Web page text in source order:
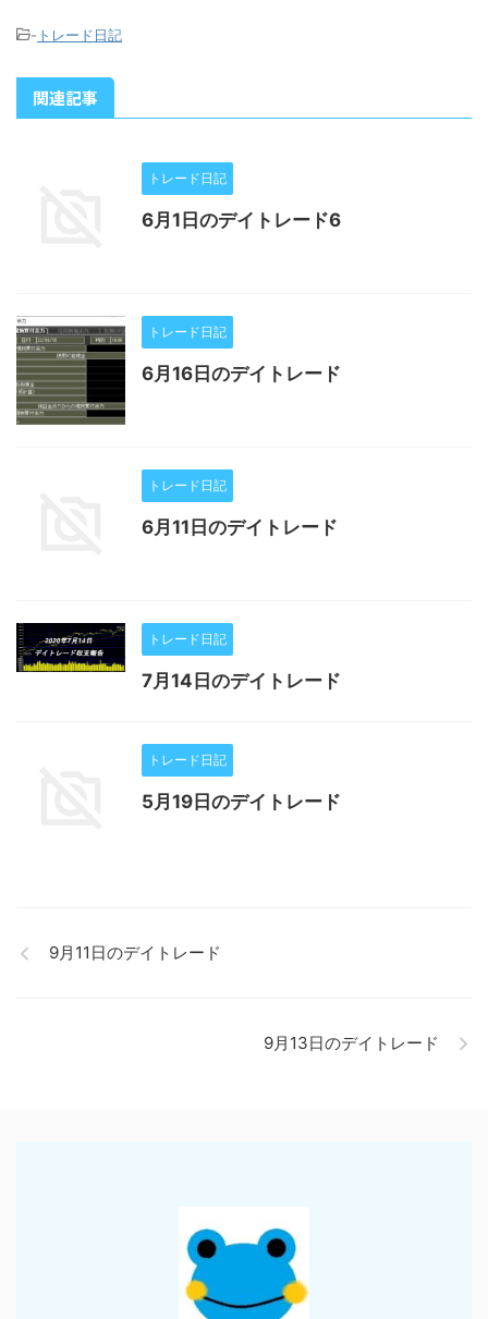
- トレード日記
関連記事
トレード日記
6月1日のデイトレード6
トレード日記
6月16日のデイトレード
トレード日記
6月11日のデイトレード
トレード日記
7月14日のデイトレード
トレード日記
5月19日のデイトレード
9月11日のデイトレード
9月13日のデイトレード